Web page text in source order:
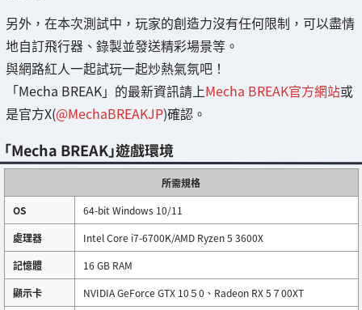
另外，在本次測試中，玩家的創造力沒有任何限制，可以盡情
地自訂飛行器、錄製並發送精彩場景等。
與網路紅人一起試玩一起炒熱氣氛吧！
「Mecha BREAK」的最新資訊請上Mecha BREAK官方網站或
是官方X(@MechaBREAKJP)確認。
「Mecha BREAK」遊戲環境
所需規格
OS
64-bit Windows 10/11
處理器
Intel Core i7-6700K/AMD Ryzen 5 3600X
記憶體
16 GB RAM
顯示卡
NVIDIA GeForce GTX 10５0、Radeon RX 5７00XT